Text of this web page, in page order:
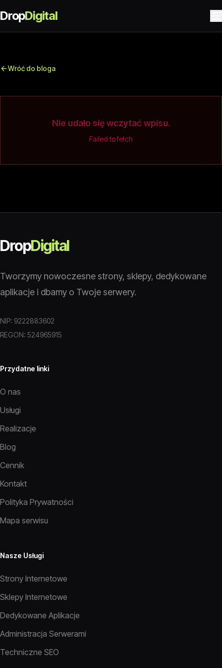
DropDigital
Wróć do bloga
Nie udało się wczytać wpisu.
Failed to fetch
DropDigital
Tworzymy nowoczesne strony, sklepy, dedykowane
aplikacje i dbamy o Twoje serwery.
NIP: 9222883602
REGON: 524965915
Przydatne linki
O nas
Usługi
Realizacje
Blog
Cennik
Kontakt
Polityka Prywatności
Mapa serwisu
Nasze Usługi
Strony Internetowe
Sklepy Internetowe
Dedykowane Aplikacje
Administracja Serwerami
Techniczne SEO